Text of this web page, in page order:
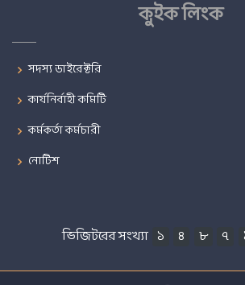
কুইক লিংক
সদস্য ডাইরেক্টরি
কার্যনির্বাহী কমিটি
কর্মকর্তা কর্মচারী
নোটিশ
ভিজিটরের সংখ্যা ১ ৪ ৮ ৭